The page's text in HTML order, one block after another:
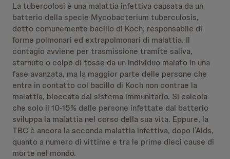
La tubercolosi è una malattia infettiva causata da un
batterio della specie Mycobacterium tuberculosis,
detto comunemente bacillo di Koch, responsabile di
forme polmonari ed extrapolmonari di malattia. Il
contagio avviene per trasmissione tramite saliva,
starnuto o colpo di tosse da un individuo malato in una
fase avanzata, ma la maggior parte delle persone che
entra in contatto col bacillo di Koch non contrae la
malattia, bloccata dal sistema immunitario. Si calcola
che solo il 10-15% delle persone infettate dal batterio
sviluppa la malattia nel corso della sua vita. Eppure, la
TBC è ancora la seconda malattia infettiva, dopo l’Aids,
quanto a numero di vittime e tra le prime dieci cause di
morte nel mondo.